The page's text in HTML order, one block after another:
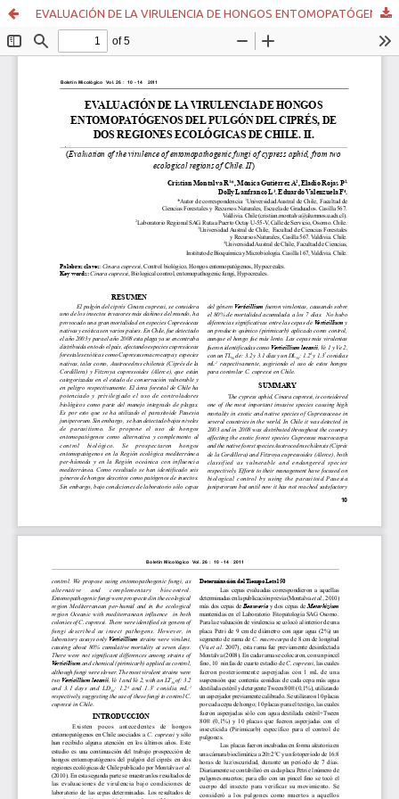
EVALUACIÓN DE LA VIRULENCIA DE HONGOS ENTOMOPATÓGENOS DEL PULGÓN DEL CIPRÉS, DE DOS REGIONES ECOLÓGICAS DE CHILE. II